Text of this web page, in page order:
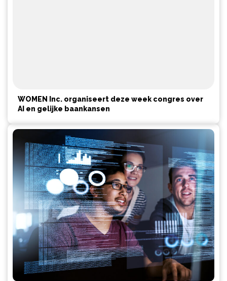
WOMEN Inc. organiseert deze week congres over
AI en gelijke baankansen